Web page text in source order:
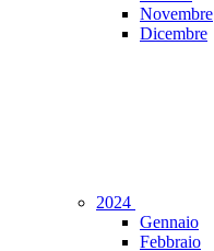
Novembre
Dicembre
2024
Gennaio
Febbraio